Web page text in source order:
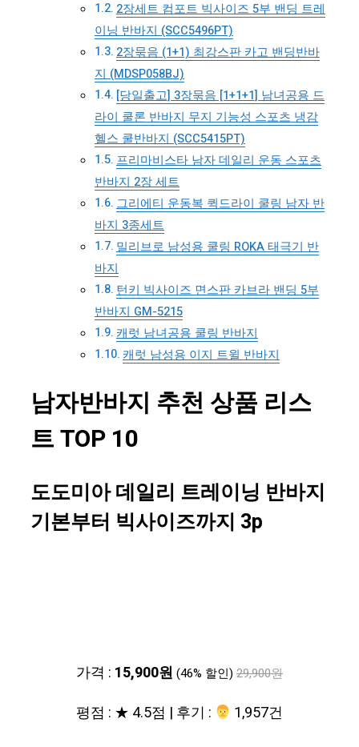
2장세트 컴포트 빅사이즈 5부 밴딩 트레
이닝 반바지 (SCC5496PT)
2장묶음 (1+1) 최강스판 카고 밴딩반바
지 (MDSP058BJ)
[당일출고] 3장묶음 [1+1+1] 남녀공용 드
라이 쿨론 반바지 무지 기능성 스포츠 냉감
헬스 쿨반바지 (SCC5415PT)
프리마비스타 남자 데일리 운동 스포츠
반바지 2장 세트
그리에티 운동복 퀵드라이 쿨링 남자 반
바지 3종세트
밀리브로 남성용 쿨링 ROKA 태극기 반
바지
턴키 빅사이즈 면스판 카브라 밴딩 5부
반바지 GM-5215
캐럿 남녀공용 쿨링 반바지
캐럿 남성용 이지 트윌 반바지
남자반바지 추천 상품 리스
트 TOP 10
도도미아 데일리 트레이닝 반바지
기본부터 빅사이즈까지 3p
가격 : 15,900원 (46% 할인) 29,900원
평점 : ★ 4.5점 | 후기 : ‍‍ 1,957건